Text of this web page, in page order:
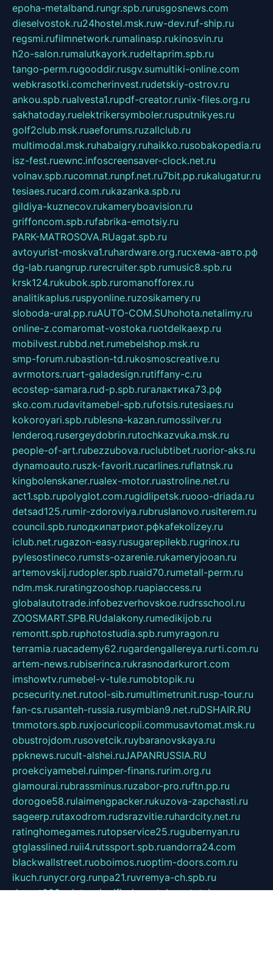
epoha-metalband.rungr.spb.rurusgosnews.com
dieselvostok.ru24hostel.msk.ruw-dev.ruf-ship.ru
regsmi.rufilmnetwork.rumalinasp.rukinosvin.ru
h2o-salon.rumalutkayork.rudeltaprim.spb.ru
tango-perm.rugooddir.rusgv.sumultiki-online.com
webkrasotki.comcherinvest.rudetskiy-ostrov.ru
ankou.spb.rualvesta1.rupdf-creator.runix-files.org.ru
sakhatoday.ruelektrikersymboler.rusputnikyes.ru
golf2club.msk.ruaeforums.ruzallclub.ru
multimodal.msk.ruhabaigry.ruhaikko.rusobakopedia.ru
isz-fest.ruewnc.infoscreensaver-clock.net.ru
volnav.spb.rucomnat.runpf.net.ru7bit.pp.rukalugatur.ru
tesiaes.rucard.com.rukazanka.spb.ru
gildiya-kuznecov.rukameryboavision.ru
griffoncom.spb.rufabrika-emotsiy.ru
PARK-MATROSOVA.RUagat.spb.ru
avtoyurist-moskva1.ruhardware.org.ruсхема-авто.рф
dg-lab.ruangrup.rurecruiter.spb.rumusic8.spb.ru
krsk124.rukubok.spb.ruromanofforex.ru
analitikaplus.ruspyonline.ruzosikamery.ru
sloboda-ural.pp.ruAUTO-COM.SUhohota.netalimy.ru
online-z.comaromat-vostoka.ruotdelkaexp.ru
mobilvest.rubbd.net.rumebelshop.msk.ru
smp-forum.rubastion-td.rukosmoscreative.ru
avrmotors.ruart-galadesign.rutiffany-c.ru
ecostep-samara.rud-p.spb.ruгалактика73.рф
sko.com.rudavitamebel-spb.rufotsis.rutesiaes.ru
kokoroyari.spb.rublesna-kazan.rumossilver.ru
lenderoq.rusergeydobrin.rutochkazvuka.msk.ru
people-of-art.rubezzubova.ruclubtibet.ruorior-aks.ru
dynamoauto.ruszk-favorit.rucarlines.ruflatnsk.ru
kingbolenskaner.rualex-motor.ruastroline.net.ru
act1.spb.rupolyglot.com.rugidlipetsk.ruooo-driada.ru
detsad125.rumir-zdoroviya.rubruslanovo.rusiterem.ru
council.spb.ruлодкипатриот.рфkafekolizey.ru
iclub.net.rugazon-easy.rusugarepilekb.rugrinox.ru
pylesostineco.rumsts-ozarenie.rukameryjooan.ru
artemovskij.rudopler.spb.ruaid70.rumetall-perm.ru
ndm.msk.ruratingzooshop.ruapiaccess.ru
globalautotrade.infobezverhovskoe.rudrsschool.ru
ZOOSMART.SPB.RUdalakony.rumedikijob.ru
remontt.spb.ruphotostudia.spb.rumyragon.ru
terramia.ruacademy62.rugardengallereya.rurti.com.ru
artem-news.rubiserinca.rukrasnodarkurort.com
imshowtv.rumebel-v-tule.rumobtopik.ru
pcsecurity.net.rutool-sib.rumultimetrunit.rusp-tour.ru
fan-cs.rusanteh-russia.rusymbian9.net.ruDSHAIR.RU
tmmotors.spb.ruxjocuricopii.commusavtomat.msk.ru
obustrojdom.rusovetcik.ruybaranovskaya.ru
ppknews.rucult-alshei.ruJAPANRUSSIA.RU
proekciyamebel.ruimper-finans.rurim.org.ru
glamourai.rubrassminus.ruzabor-pro.ruftn.pp.ru
dorogoe58.rulaimengpacker.rukuzova-zapchasti.ru
sageerp.rutaxodrom.rudsrazvitie.ruhardcity.net.ru
ratinghomegames.rutopservice25.rugubernyan.ru
gtglasslined.ruii4.rutssport.spb.ruandorra24.com
blackwallstreet.ruoboimos.ruoptim-doors.com.ru
ikuch.runycr.org.runpa21.ruvremya-ch.spb.ru
desert000.ruivtorgi.ruifiori.rucatalog-statei.ru